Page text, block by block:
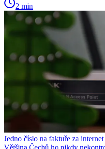
2 min
Jedno číslo na faktuře za